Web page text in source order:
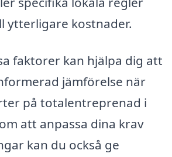
ytterligare kostnader.
faktorer kan hjälpa dig att
jämförelse när
på totalentreprenad i
att anpassa dina krav
kan du också ge